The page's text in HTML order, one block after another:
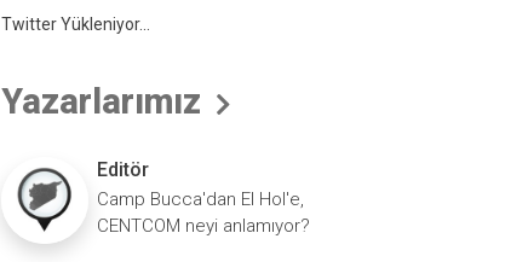
Twitter Yükleniyor...
Yazarlarımız
Editör
Camp Bucca'dan El Hol'e,
CENTCOM neyi anlamıyor?